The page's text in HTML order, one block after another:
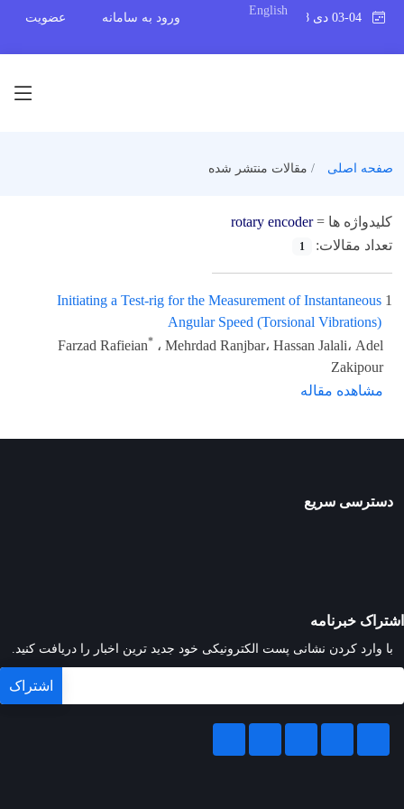
English
ورود به سامانه عضویت
صفحه اصلی مقالات منتشر شده
کلیدواژه ها =rotary encoder
تعداد مقالات:
1
1
Initiating a Test-rig for the Measurement of Instantaneous
Angular Speed (Torsional Vibrations)
Farzad Rafieian* ، Mehrdad Ranjbar، Hassan Jalali، Adel
Zakipour
مشاهده مقاله
دسترسی سریع
اشتراک خبرنامه
با وارد کردن نشانی پست الکترونیکی خود جدید ترین اخبار را دریافت کنید.